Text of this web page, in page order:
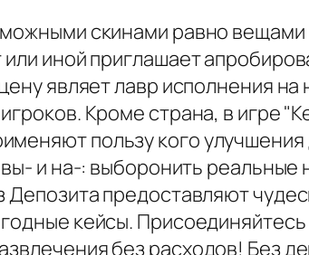
скинами равно
иной приглашает
являет лавр исполнения
Кроме страна, в игре
пользу кого
и на-: выборонить
предоставляют
кейсы.
без расходов! Без